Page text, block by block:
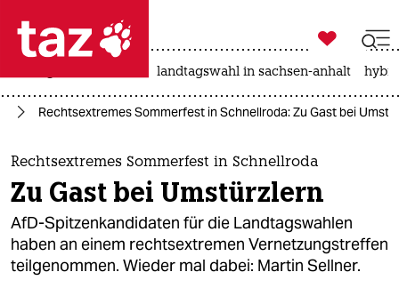
 taz zahl ich
taz zahl ich
themen
politik
öko
gesellschaft

taz zahl ich
landtagswahl in sachsen-anhalt
Rechtsextremes Sommerfest in Schnellroda: Zu Gast bei
Rechtsextremes Sommerfest in Schnellroda
Zu Gast bei Umstürzlern
AfD-Spitzenkandidaten für die Landtagswahlen
haben an einem rechtsextremen Vernetzungstreffen
teilgenommen. Wieder mal dabei: Martin Sellner.